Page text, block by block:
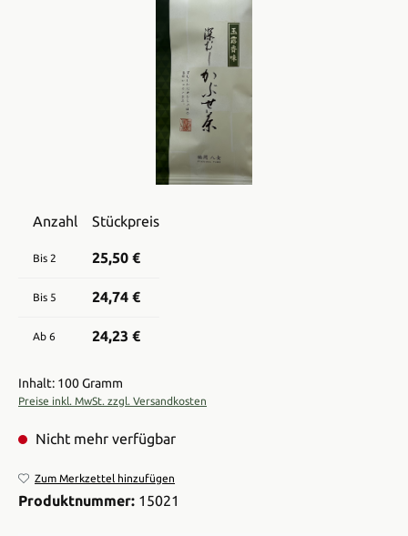
Anzahl Stückpreis
Bis 2 25,50 €
Bis 5 24,74 €
Ab 6 24,23 €
Inhalt: 100 Gramm
Preise inkl. MwSt. zzgl. Versandkosten
Nicht mehr verfügbar
Zum Merkzettel hinzufügen
Produktnummer: 15021